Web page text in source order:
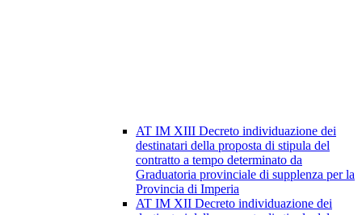
AT IM XIII Decreto individuazione dei
destinatari della proposta di stipula del
contratto a tempo determinato da
Graduatoria provinciale di supplenza per la
Provincia di Imperia
AT IM XII Decreto individuazione dei